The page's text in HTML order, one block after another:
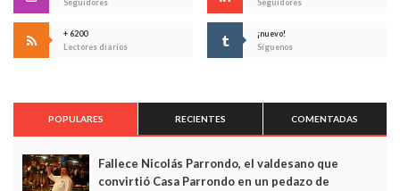
Seguidores Seguidores
+ 6200
Lectores diarios
¡nuevo!
Síguenos
POPULARES RECIENTES COMENTADAS
Fallece Nicolás Parrondo, el valdesano que
convirtió Casa Parrondo en un pedazo de